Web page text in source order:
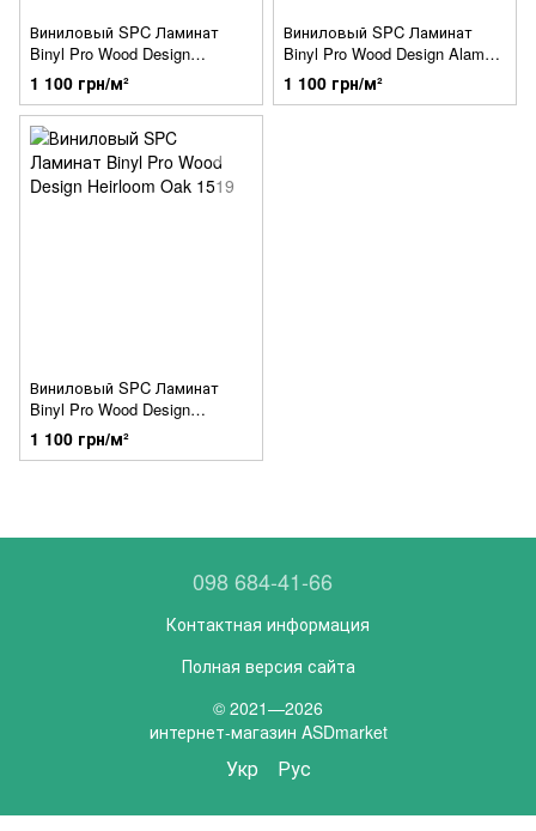
Виниловый SPC Ламинат
Binyl Pro Wood Design
Stockholm Oak 1536
1 100 грн/м²
Виниловый SPC Ламинат
Binyl Pro Wood Design Alamos
Oak 1538
1 100 грн/м²
Виниловый SPC Ламинат
Binyl Pro Wood Design
Heirloom Oak 1519
1 100 грн/м²
098 684-41-66
Контактная информация
Полная версия сайта
© 2021—2026
интернет-магазин ASDmarket
Укр Рус